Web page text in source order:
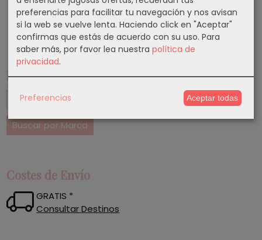
Marcas
Costes de Envío
GRATIS *
Consultar Destinos
preferencias para facilitar tu navegación y nos avisan
si la web se vuelve lenta. Haciendo click en "Aceptar"
confirmas que estás de acuerdo con su uso. Para
saber más, por favor lea nuestra política de
privacidad.
Preferencias Aceptar todas